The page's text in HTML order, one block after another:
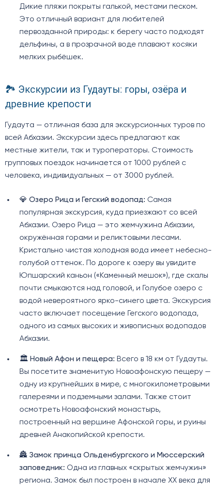
Дикие пляжи покрыты галькой, местами песком.
Это отличный вариант для любителей
первозданной природы: к берегу часто подходят
дельфины, а в прозрачной воде плавают косяки
мелких рыбёшек.
🏞️ Экскурсии из Гудауты: горы, озёра и
древние крепости
Гудаута — отличная база для экскурсионных туров по
всей Абхазии. Экскурсии здесь предлагают как
местные жители, так и туроператоры. Стоимость
групповых поездок начинается от 1000 рублей с
человека, индивидуальных — от 3000 рублей.
💎 Озеро Рица и Гегский водопад: Самая
популярная экскурсия, куда приезжают со всей
Абхазии. Озеро Рица — это жемчужина Абхазии,
окружённая горами и реликтовыми лесами.
Кристально чистая холодная вода имеет небесно-
голубой оттенок. По дороге к озеру вы увидите
Юпшарский каньон («Каменный мешок»), где скалы
почти смыкаются над головой, и Голубое озеро с
водой невероятного ярко-синего цвета. Экскурсия
часто включает посещение Гегского водопада,
одного из самых высоких и живописных водопадов
Абхазии.
🏛️ Новый Афон и пещера: Всего в 18 км от Гудауты.
Вы посетите знаменитую Новоафонскую пещеру —
одну из крупнейших в мире, с многокилометровыми
галереями и подземными залами. Также стоит
осмотреть Новоафонский монастырь,
построенный на вершине Афонской горы, и руины
древней Анакопийской крепости.
🏯 Замок принца Ольденбургского и Мюссерский
заповедник: Одна из главных «скрытых жемчужин»
региона. Замок был построен в начале XX века для